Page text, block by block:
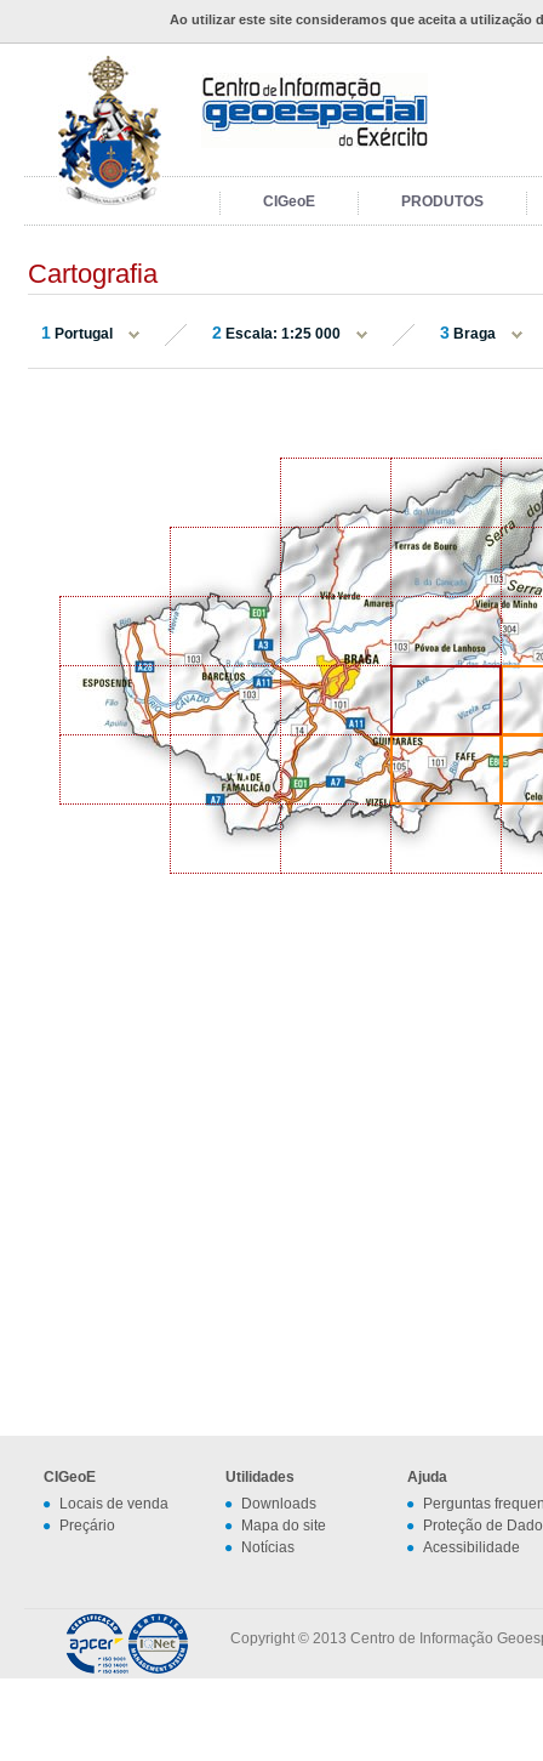
Ao utilizar este site consideramos que aceita a utilização
CIGeoE PRODUTOS
Cartografia
1 Portugal 2 Escala: 1:25 000 3 Braga
CIGeoE
Locais de venda
Preçário
Utilidades
Downloads
Mapa do site
Notícias
Ajuda
Perguntas
Proteção de
Acessibilidade
Copyright © 2013 Centro de Informação